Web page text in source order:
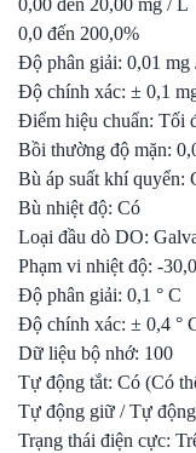
0,00 đến 20,00 mg / L
0,0 đến 200,0%
Độ phân giải: 0,01 mg
Độ chính xác: ± 0,1
Điểm hiệu chuẩn: Tối
Bồi thường độ mặn:
Bù áp suất khí quyển:
Bù nhiệt độ: Có
Loại đầu dò DO:
Phạm vi nhiệt độ: -
Độ phân giải: 0,1 ° C
Độ chính xác: ± 0,4 °
Dữ liệu bộ nhớ: 100
Tự động tắt: Có (Có
Tự động giữ / Tự
Trạng thái điện cực: